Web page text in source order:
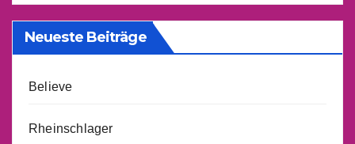
Neueste Beiträge
Believe
Rheinschlager